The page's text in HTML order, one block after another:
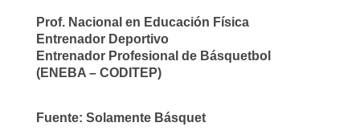
Prof. Nacional en Educación Física
Entrenador Deportivo
Entrenador Profesional de Básquetbol
(ENEBA – CODITEP)
Fuente: Solamente Básquet